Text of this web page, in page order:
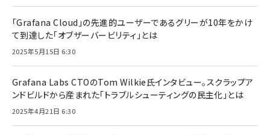
「Grafana Cloud」の先進的ユーザーであるグリーが10年をかけ
て到達した「オブザーバービリティ」とは
2025年5月15日 6:30
Grafana Labs CTOのTom Wilkie氏インタビュー。スクラップア
ンドビルドから産まれた「トラブルシューティングの民主化」とは
2025年4月21日 6:30